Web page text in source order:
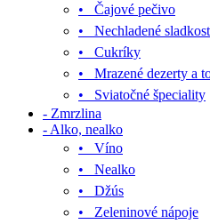
• Čajové pečivo
• Nechladené
• Cukríky
• Mrazené dezerty a
• Sviatočné špeciality
- Zmrzlina
- Alko, nealko
• Víno
• Nealko
• Džús
• Zeleninové nápoje